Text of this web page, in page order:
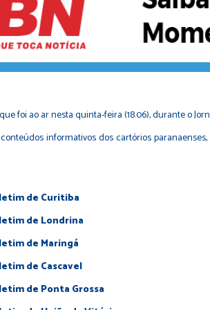
foi ao ar nesta quinta-feira (18.06), durante o
informativos dos cartórios
de Curitiba
de Londrina
de Maringá
de Cascavel
de Ponta Grossa